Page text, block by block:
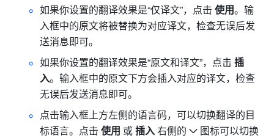
如果你设置的翻译效果是“仅译文”，点击 使用。输
入框中的原文将被替换为对应译文，检查无误后发
送消息即可。
如果你设置的翻译效果是“原文和译文”，点击 插
入。输入框中的原文下方会插入对应的译文，检查
无误后发送消息即可。
点击输入框上方左侧的语言码，可以切换翻译的目
标语言。点击 使用 或 插入 右侧的
图标可以切换